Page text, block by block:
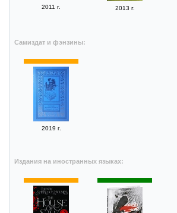
2011 г. 2013 г.
Самиздат и фэнзины:
2019 г.
Издания на иностранных языках: